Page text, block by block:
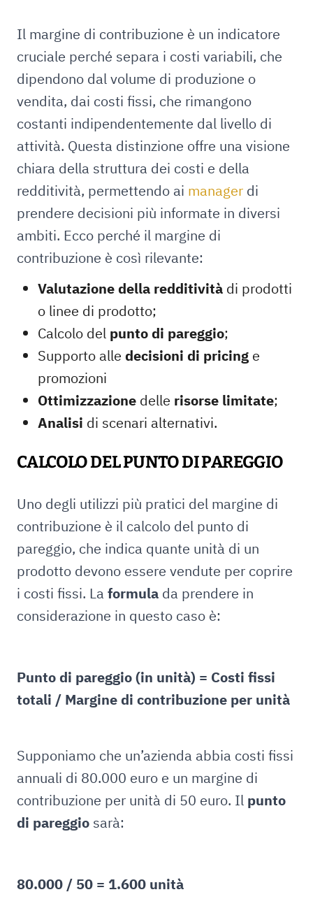
Il margine di contribuzione è un indicatore
cruciale perché separa i costi variabili, che
dipendono dal volume di produzione o
vendita, dai costi fissi, che rimangono
costanti indipendentemente dal livello di
attività. Questa distinzione offre una visione
chiara della struttura dei costi e della
redditività, permettendo ai manager di
prendere decisioni più informate in diversi
ambiti. Ecco perché il margine di
contribuzione è così rilevante:
Valutazione della redditività di prodotti
o linee di prodotto;
Calcolo del punto di pareggio;
Supporto alle decisioni di pricing e
promozioni
Ottimizzazione delle risorse limitate;
Analisi di scenari alternativi.
CALCOLO DEL PUNTO DI PAREGGIO
Uno degli utilizzi più pratici del margine di
contribuzione è il calcolo del punto di
pareggio, che indica quante unità di un
prodotto devono essere vendute per coprire
i costi fissi. La formula da prendere in
considerazione in questo caso è:
Punto di pareggio (in unità) = Costi fissi
totali / Margine di contribuzione per unità
Supponiamo che un’azienda abbia costi fissi
annuali di 80.000 euro e un margine di
contribuzione per unità di 50 euro. Il punto
di pareggio sarà:
80.000 / 50 = 1.600 unità